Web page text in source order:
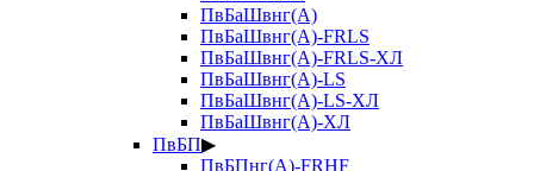
ПвБаШвнг(А)
ПвБаШвнг(А)-FRLS
ПвБаШвнг(А)-FRLS-ХЛ
ПвБаШвнг(А)-LS
ПвБаШвнг(А)-LS-ХЛ
ПвБаШвнг(А)-ХЛ
ПвБП▶
ПвБПнг(А)-FRHF